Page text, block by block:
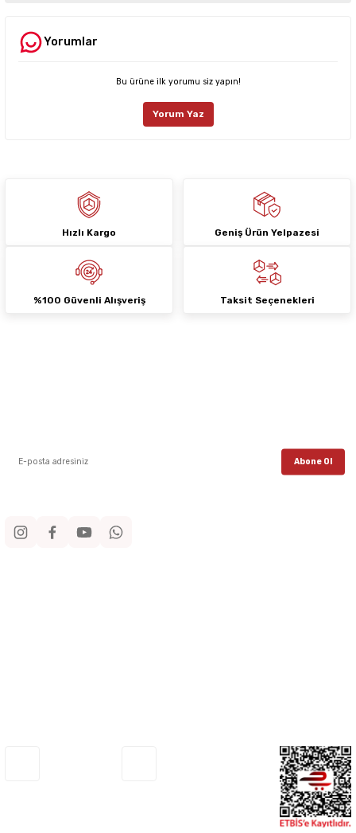
Ürün resmi kalitesiz, bozuk veya görüntülenemiyor.
Ürün fiyatı diğer sitelerden daha pahalı.
Deneyimini Paylaş
Yorumlar
Bu ürüne ilk yorumu siz yapın!
Yorum Yaz
Hızlı Kargo Geniş Ürün Yelpazesi
%100 Güvenli Alışveriş Taksit Seçenekleri
Abone Ol